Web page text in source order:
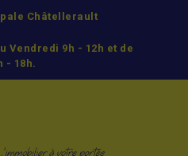
Châtellerault
Vendredi 9h - 12h et de
- 18h.